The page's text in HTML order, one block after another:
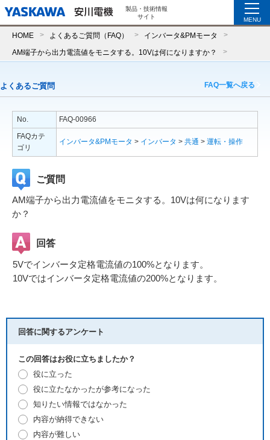
製品・技術情報
サイト
MENU
HOME よくあるご質問（FAQ） インバータ&PMモータ
AM端子から出力電流値をモニタする。10Vは何になりますか？
よくあるご質問 FAQ一覧へ戻る
No.
FAQ-00966
FAQカテ
ゴリ
インバータ&PMモータ > インバータ > 共通 > 運転・操作
ご質問
AM端子から出力電流値をモニタする。10Vは何になります
か？
回答
5Vでインバータ定格電流値の100%となります。
10Vではインバータ定格電流値の200%となります。
回答に関するアンケート
この回答はお役に立ちましたか？
役に立った
役に立たなかったが参考になった
知りたい情報ではなかった
内容が納得できない
内容が難しい